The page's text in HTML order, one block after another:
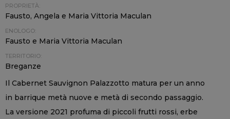
PROPRIETÀ:
Fausto, Angela e Maria Vittoria Maculan
ENOLOGO:
Fausto e Maria Vittoria Maculan
TERRITORIO:
Breganze
Il Cabernet Sauvignon Palazzotto matura per un anno
in barrique metà nuove e metà di secondo passaggio.
La versione 2021 profuma di piccoli frutti rossi, erbe